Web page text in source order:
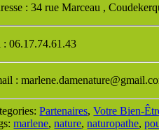
: 34 rue Marceau ,
: 06.17.74.61.43
:
Partenaires,Votre Bien-
marlene,nature,naturopathe,